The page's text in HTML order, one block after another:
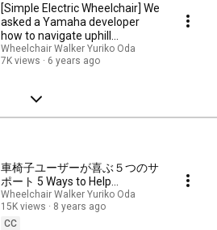
[Simple Electric Wheelchair] We
asked a Yamaha developer
how to navigate uphill
effectively [Whee...
Wheelchair Walker Yuriko Oda
7K views
6 years ago
車椅子ユーザーが喜ぶ５つのサ
ポート 5 Ways to Help
Wheelchair Users 東京都
『「心のバリアフリー」動画コ
ンテスト』
Wheelchair Walker Yuriko Oda
15K views
8 years ago
CC